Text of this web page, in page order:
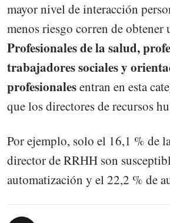
mayor nivel de interacción
menos riesgo corren de
Profesionales de la salud,
trabajadores sociales y
profesionalesentran en esta
que los directores de recursos
Por ejemplo, solo el 16,1 % de
director de RRHH son
automatización y el 22,2 % de